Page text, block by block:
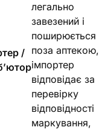
/
легально
завезений і
поширюється
поза аптекою,
імпортер
відповідає за
перевірку
відповідності
маркування,